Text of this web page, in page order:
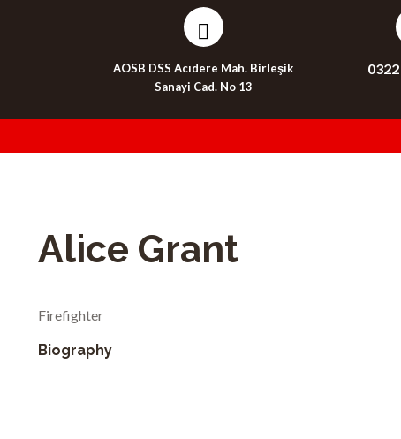
AOSB DSS Acıdere Mah. Birleşik
Sanayi Cad. No 13
Alice Grant
Firefighter
Biography